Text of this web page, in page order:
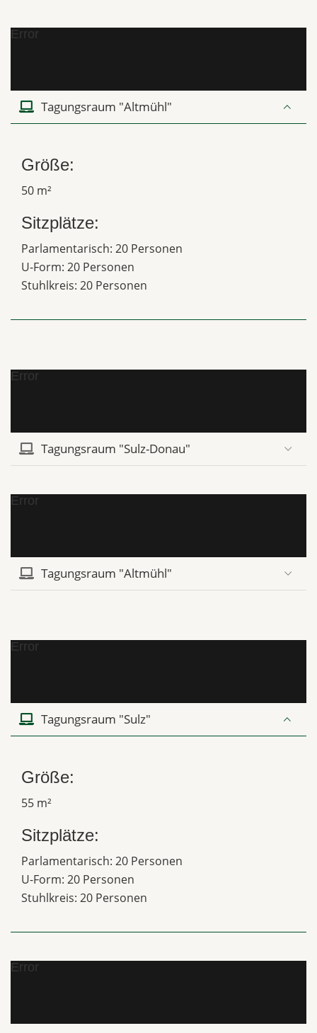
Error
Tagungsraum "Altmühl"
Größe:
50 m²
Sitzplätze:
Parlamentarisch: 20 Personen
U-Form: 20 Personen
Stuhlkreis: 20 Personen
Error
Tagungsraum "Sulz-Donau"
Error
Tagungsraum "Altmühl"
Error
Tagungsraum "Sulz"
Größe:
55 m²
Sitzplätze:
Parlamentarisch: 20 Personen
U-Form: 20 Personen
Stuhlkreis: 20 Personen
Error